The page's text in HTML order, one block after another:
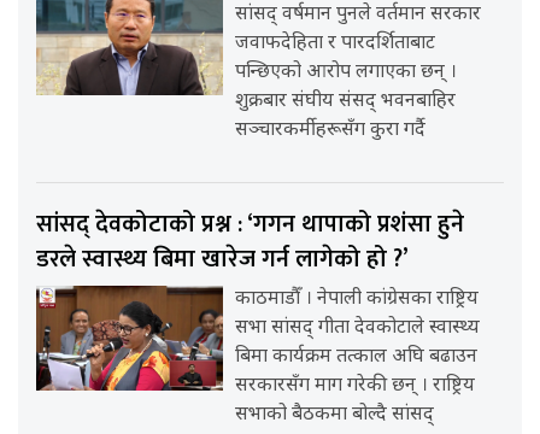
सांसद् वर्षमान पुनले वर्तमान सरकार
जवाफदेहिता र पारदर्शिताबाट
पन्छिएको आरोप लगाएका छन् ।
शुक्रबार संघीय संसद् भवनबाहिर
सञ्चारकर्मीहरूसँग कुरा गर्दै
सांसद् देवकोटाको प्रश्न : ‘गगन थापाको प्रशंसा हुने
डरले स्वास्थ्य बिमा खारेज गर्न लागेको हो ?’
काठमाडौँ । नेपाली कांग्रेसका राष्ट्रिय
सभा सांसद् गीता देवकोटाले स्वास्थ्य
बिमा कार्यक्रम तत्काल अघि बढाउन
सरकारसँग माग गरेकी छन् । राष्ट्रिय
सभाको बैठकमा बोल्दै सांसद्